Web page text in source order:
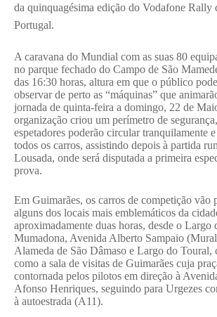
da quinquagésima edição do Vodafone Rally
Portugal.
A caravana do Mundial com as suas 80
no parque fechado do Campo de São
das 16:30 horas, altura em que o público
observar de perto as “máquinas” que
jornada de quinta-feira a domingo, 22 de
organização criou um perímetro de
espetadores poderão circular tranquilamente
todos os carros, assistindo depois à partida
Lousada, onde será disputada a primeira
prova.
Em Guimarães, os carros de competição vão
alguns dos locais mais emblemáticos da
aproximadamente duas horas, desde o Largo
Mumadona, Avenida Alberto Sampaio
Alameda de São Dâmaso e Largo do Toural,
como a sala de visitas de Guimarães cuja
contornada pelos pilotos em direção à
Afonso Henriques, seguindo para Urgezes
à autoestrada (A11).